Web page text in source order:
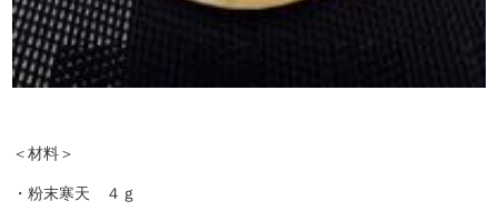
＜材料＞
・粉末寒天 ４ｇ